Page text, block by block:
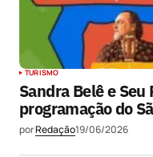
TURISMO
Sandra Belê e
programação do
porRedação19/06/2026